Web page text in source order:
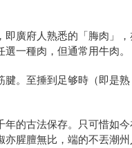
廣府人熟悉的「脢肉」，
一種肉，但通常用牛肉。
。至捶到足够時（即是
的古法保存。只可惜如今
腥膻無比，端的不丟潮